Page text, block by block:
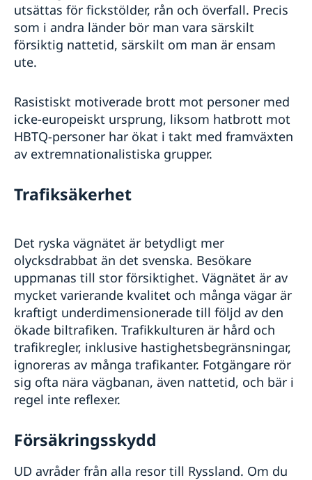
utsättas för fickstölder, rån och överfall. Precis
som i andra länder bör man vara särskilt
försiktig nattetid, särskilt om man är ensam
ute.
Rasistiskt motiverade brott mot personer med
icke-europeiskt ursprung, liksom hatbrott mot
HBTQ-personer har ökat i takt med framväxten
av extremnationalistiska grupper.
Trafiksäkerhet
Det ryska vägnätet är betydligt mer
olycksdrabbat än det svenska. Besökare
uppmanas till stor försiktighet. Vägnätet är av
mycket varierande kvalitet och många vägar är
kraftigt underdimensionerade till följd av den
ökade biltrafiken. Trafikkulturen är hård och
trafikregler, inklusive hastighetsbegränsningar,
ignoreras av många trafikanter. Fotgängare rör
sig ofta nära vägbanan, även nattetid, och bär i
regel inte reflexer.
Försäkringsskydd
UD avråder från alla resor till Ryssland. Om du